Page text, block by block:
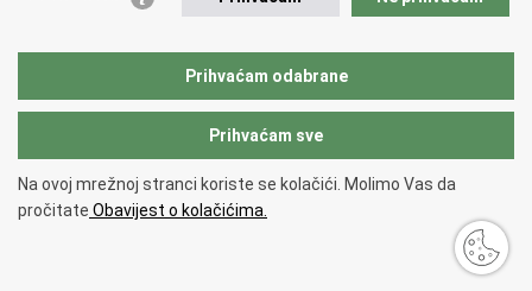
Vučetić"
Copyright © 2026 Policijska uprava zagrebačka.
pristupačnosti.
Prihvaćam odabrane
Prihvaćam sve
Na ovoj mrežnoj stranci koriste se kolačići. Molimo Vas da
pročitate Obavijest o kolačićima.